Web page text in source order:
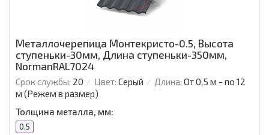
Металлочерепица Монтекристо-0.5, Высота
ступеньки-30мм, Длина ступеньки-350мм,
NormanRAL7024
Срок службы: 20 Цвет: Серый Длина: От 0,5 м - по 12
м (Режем в размер)
Толщина металла, мм:
0.5